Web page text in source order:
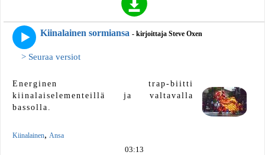
Kiinalainen sormiansa - kirjoittaja Steve Oxen
> Seuraa versiot
Energinen trap-biitti
kiinalaiselementeillä ja valtavalla
bassolla.
Kiinalainen, Ansa
03:13